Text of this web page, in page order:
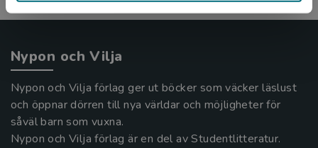
Nypon och Vilja
Nypon och Vilja förlag ger ut böcker som väcker läslust
och öppnar dörren till nya världar och möjligheter för
såväl barn som vuxna.
Nypon och Vilja förlag är en del av Studentlitteratur.